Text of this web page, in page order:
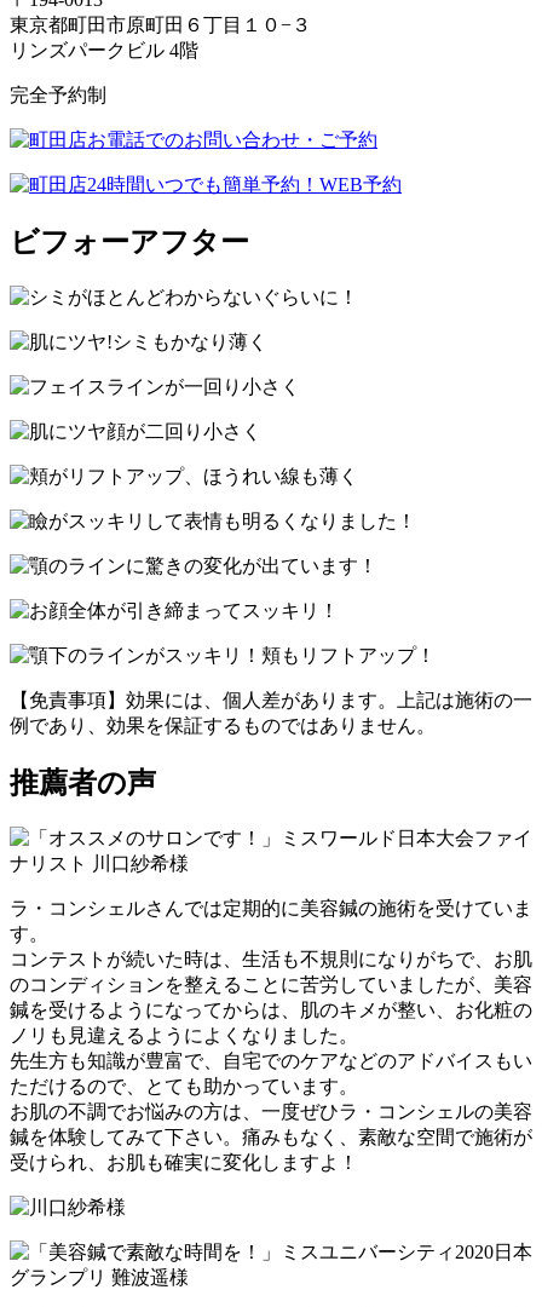
東京都町田市原町田６丁目１０−３
リンズパークビル 4階
完全予約制
ビフォーアフター
【免責事項】効果には、個人差があります。上記は施術の一
例であり、効果を保証するものではありません。
推薦者の声
ラ・コンシェルさんでは定期的に美容鍼の施術を受けていま
す。
コンテストが続いた時は、生活も不規則になりがちで、お肌
のコンディションを整えることに苦労していましたが、美容
鍼を受けるようになってからは、肌のキメが整い、お化粧の
ノリも見違えるようによくなりました。
先生方も知識が豊富で、自宅でのケアなどのアドバイスもい
ただけるので、とても助かっています。
お肌の不調でお悩みの方は、一度ぜひラ・コンシェルの美容
鍼を体験してみて下さい。痛みもなく、素敵な空間で施術が
受けられ、お肌も確実に変化しますよ！